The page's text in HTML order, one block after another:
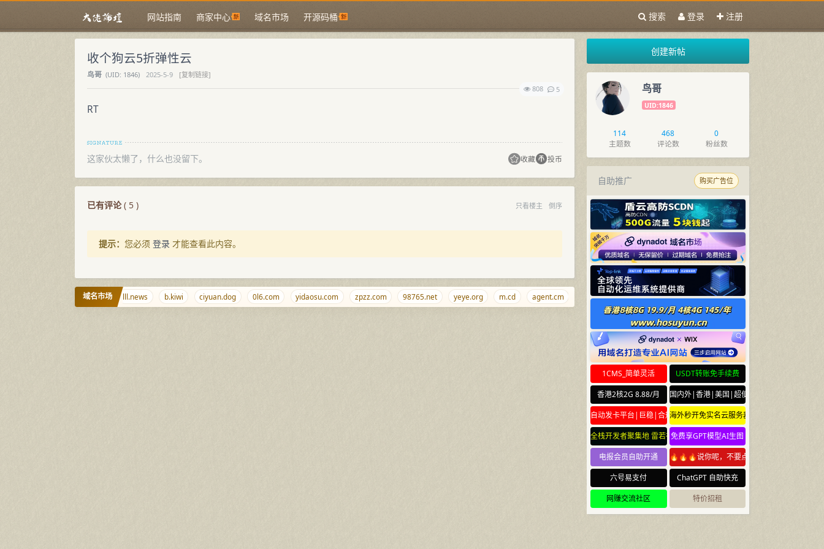
网站指南 商家中心 域名市场 开源码桶 搜索 登录 注册
收个狗云5折弹性云
鸟哥 (UID: 1846) 2025-5-9
[复制链接]
808
5
RT
这家伙太懒了，什么也没留下。 收藏 投币
已有评论( 5 ) 只看楼主 倒序
提示： 您必须 登录 才能查看此内容。
域名市场
qjqj.net lll.news b.kiwi ciyuan.dog 0l6.com yidaosu.com zpzz.com 98765.net yeye.org m.cd agent.cm iiww.net 347.cn ikf.net ispisp.com
创建新帖
鸟哥
UID:1846
114
主题数
468
评论数
0
粉丝数
自助推广 购买广告位
1CMS_简单灵活
USDT转账免手续费
香港2核2G 8.88/月
国内外|香港|美国|超便宜云服务器
自动发卡平台|巨稳|合规海外秒开免实名云服务器
全栈开发者聚集地 雷若社区 leiruo.com
免费享GPT模型AI生图
电报会员自助开通
🔥🔥🔥说你呢，不要点🔥🔥🔥
六号易支付
ChatGPT 自助快充
网赚交流社区
特价招租